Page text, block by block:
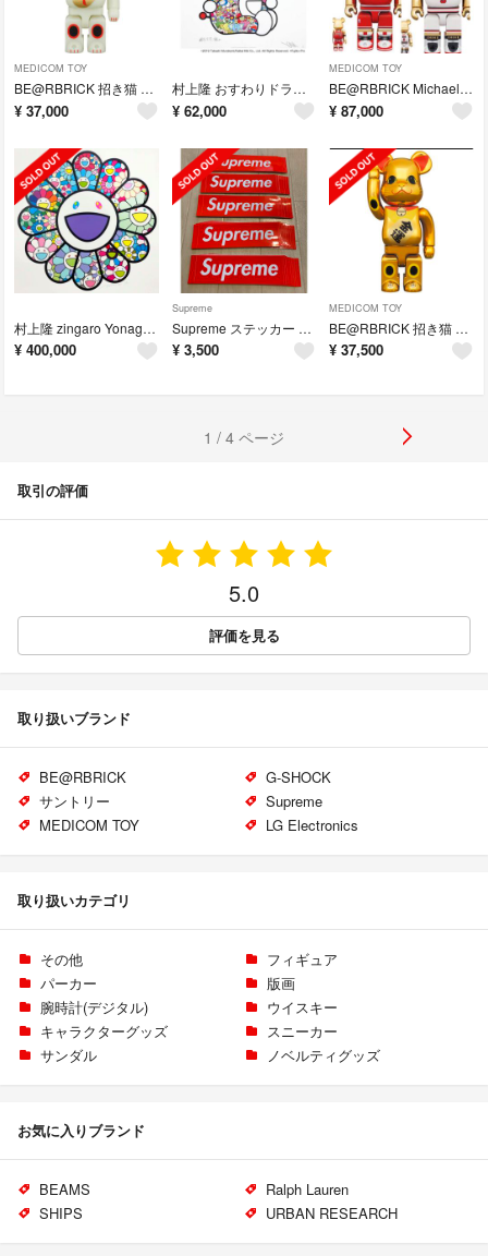
MEDICOM TOY
BE@RBRICK 招き猫 福入 蓄光 400％ 単品
¥ 37,000
村上隆 おすわりドラえもん「毎日がお祭りだ！」ポスター作品
¥ 62,000
MEDICOM TOY
BE@RBRICK Michael Jordan 100％ 400％ 2種セット
¥ 87,000
村上隆 zingaro Yonaguni ED100
¥ 400,000
Supreme
Supreme ステッカー ボックスロゴ 50枚セット
¥ 3,500
MEDICOM TOY
BE@RBRICK 招き猫 金運 金メッキ 参 400％
¥ 37,500
1 / 4 ページ
取引の評価
5.0
評価を見る
取り扱いブランド
BE@RBRICK
G-SHOCK
サントリー
Supreme
MEDICOM TOY
LG Electronics
取り扱いカテゴリ
その他
フィギュア
パーカー
版画
腕時計(デジタル)
ウイスキー
キャラクターグッズ
スニーカー
サンダル
ノベルティグッズ
お気に入りブランド
BEAMS
Ralph Lauren
SHIPS
URBAN RESEARCH